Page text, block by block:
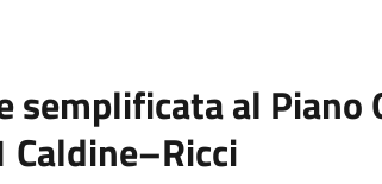
semplificata al Piano
Caldine–Ricci